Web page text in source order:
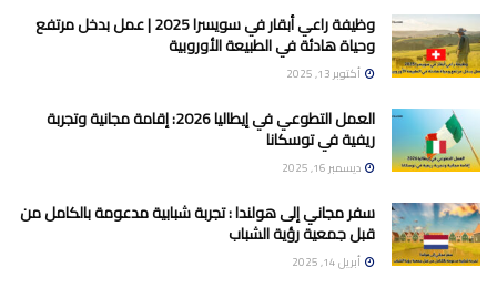
وظيفة راعي أبقار في سويسرا 2025 | عمل بدخل مرتفع
وحياة هادئة في الطبيعة الأوروبية
أكتوبر 13, 2025
العمل التطوعي في إيطاليا 2026: إقامة مجانية وتجربة
ريفية في توسكانا
ديسمبر 16, 2025
سفر مجاني إلى هولندا : تجربة شبابية مدعومة بالكامل من
قبل جمعية رؤية الشباب
أبريل 14, 2025